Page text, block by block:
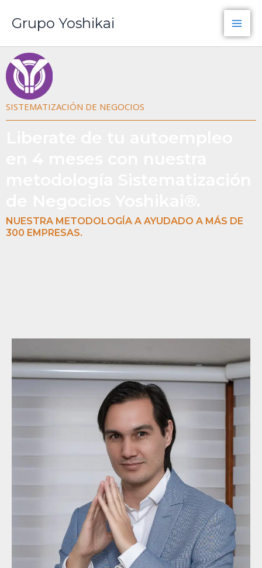
Grupo Yoshikai
SISTEMATIZACIÓN DE NEGOCIOS
NUESTRA METODOLOGÍA A AYUDADO A MÁS DE
300 EMPRESAS.